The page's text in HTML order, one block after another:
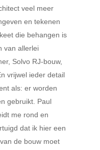
veel meer
en tekenen
die behangen is
van allerlei
Solvo RJ-bouw,
vrijwel ieder detail
als: er worden
gebruikt. Paul
me rond en
dat ik hier een
de bouw moet